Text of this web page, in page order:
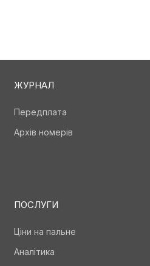
ЖУРНАЛ
Передплата
Архів номерів
ПОСЛУГИ
Ціни на пальне
Аналітика